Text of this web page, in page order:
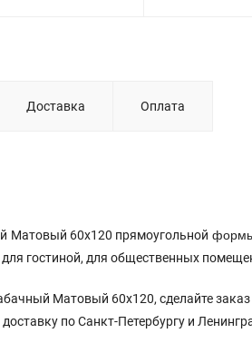
Доставка Оплата
Матовый 60x120 прямоугольной
гостиной, для общественных
Матовый 60x120, сделайте заказ
по Санкт-Петербургу и